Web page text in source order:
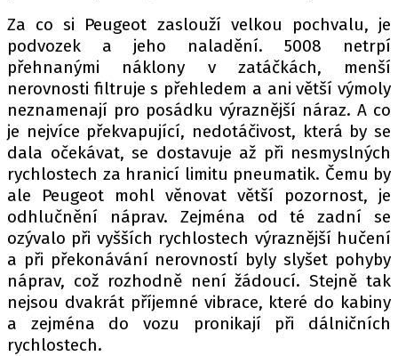
Za co si Peugeot zaslouží velkou pochvalu, je
podvozek a jeho naladění. 5008 netrpí
přehnanými náklony v zatáčkách, menší
nerovnosti filtruje s přehledem a ani větší výmoly
neznamenají pro posádku výraznější náraz. A co
je nejvíce překvapující, nedotáčivost, která by se
dala očekávat, se dostavuje až při nesmyslných
rychlostech za hranicí limitu pneumatik. Čemu by
ale Peugeot mohl věnovat větší pozornost, je
odhlučnění náprav. Zejména od té zadní se
ozývalo při vyšších rychlostech výraznější hučení
a při překonávání nerovností byly slyšet pohyby
náprav, což rozhodně není žádoucí. Stejně tak
nejsou dvakrát příjemné vibrace, které do kabiny
a zejména do vozu pronikají při dálničních
rychlostech.